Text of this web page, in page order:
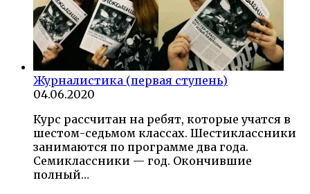
Журналистика (первая ступень)
04.06.2020
Курс рассчитан на ребят, которые учатся в
шестом-седьмом классах. Шестиклассники
занимаются по программе два года.
Семиклассники — год. Окончившие
полный…